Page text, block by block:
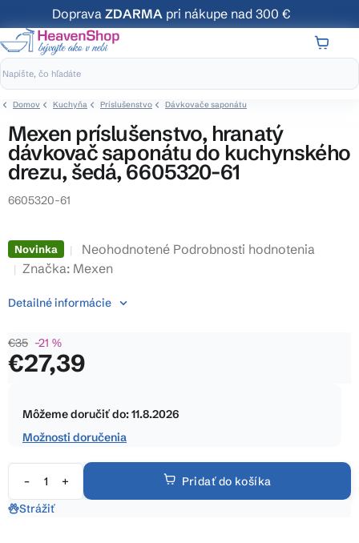
na
obsah
Doprava ZDARMA pri nákupe nad 300 €
Domov Kuchyňa Príslušenstvo Dávkovače saponátu
Mexen príslušenstvo, hranatý
dávkovač saponátu do kuchynského
drezu, šedá, 6605320-61
6605320-61
Novinka
Priemerné
hodnotenie
je
5
Neohodnotené Podrobnosti hodnotenia
Značka: Mexen
€35 –21 %
€27,39
cena:
Môžeme doručiť do:11.8.2026
Možnosti doručenia
Pridať do košíka
Detailné informácie
Strážiť